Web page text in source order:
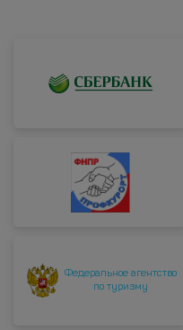
Федеральное агентство
по туризму